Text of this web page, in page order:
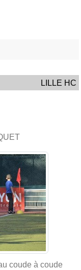
LILLE HC
coude à coude